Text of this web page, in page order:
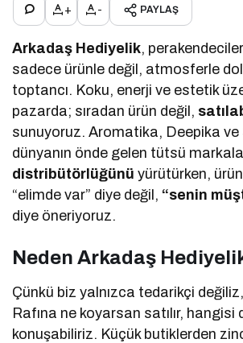
+ - PAYLAŞ
Arkadaş Hediyelik,
sadece ürünle değil, atmosferle
toptancı. Koku, enerji ve estetik
pazarda; sıradan ürün değil,
sunuyoruz. Aromatika, Deepika
dünyanın önde gelen tütsü
distribütörlüğünü yürütürken,
“elimde var” diye değil, “senin
diye öneriyoruz.
Neden Arkadaş
Çünkü biz yalnızca tedarikçi değiliz,
Rafına ne koyarsan satılır, hangisi
konuşabiliriz. Küçük butiklerden